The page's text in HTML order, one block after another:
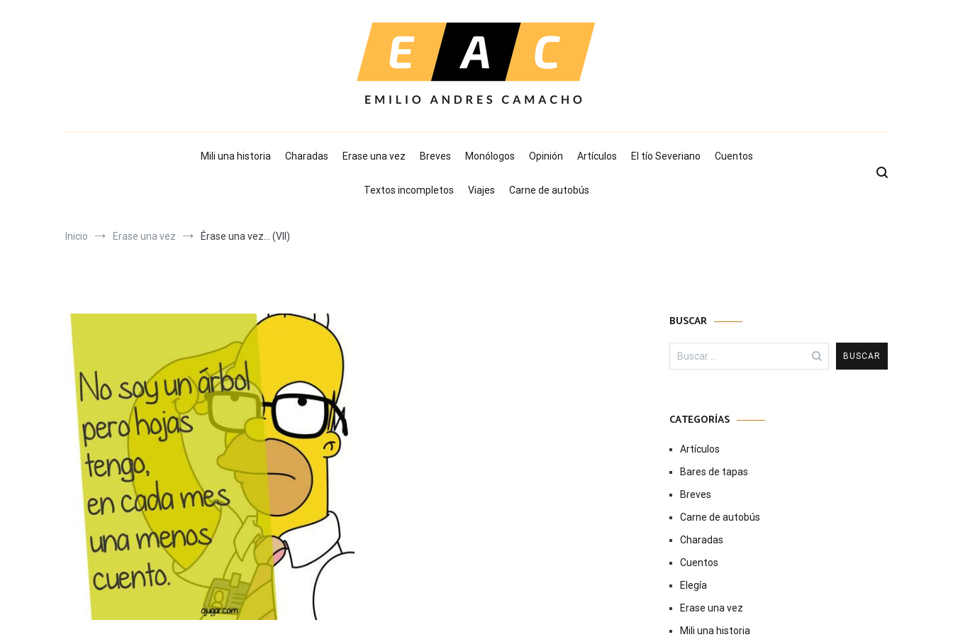
Mili una historia Charadas Erase una vez Breves Monólogos Opinión Artículos El tío Severiano Cuentos
Textos incompletos Viajes Carne de autobús
Inicio Erase una vez Érase una vez… (VII)
BUSCAR
Buscar:
CATEGORÍAS
Artículos
Bares de tapas
Breves
Carne de autobús
Charadas
Cuentos
Elegía
Erase una vez
Mili una historia